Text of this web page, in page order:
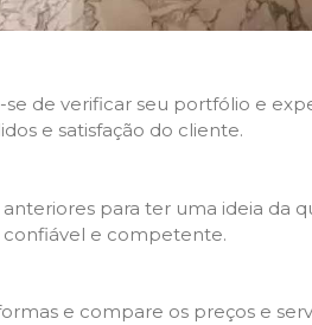
de verificar seu portfólio e
e satisfação do cliente.
para ter uma ideia da
e competente.
e compare os preços e